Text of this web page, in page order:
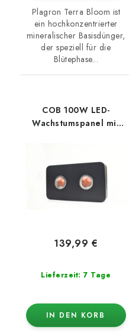
Plagron Terra Bloom ist
ein hochkonzentrierter
mineralischer Basisdünger,
der speziell für die
Blütephase...
COB 100W LED-
Wachstumspanel mit
Lieferzeit: 7 Tage
139,99 €
IN DEN KORB